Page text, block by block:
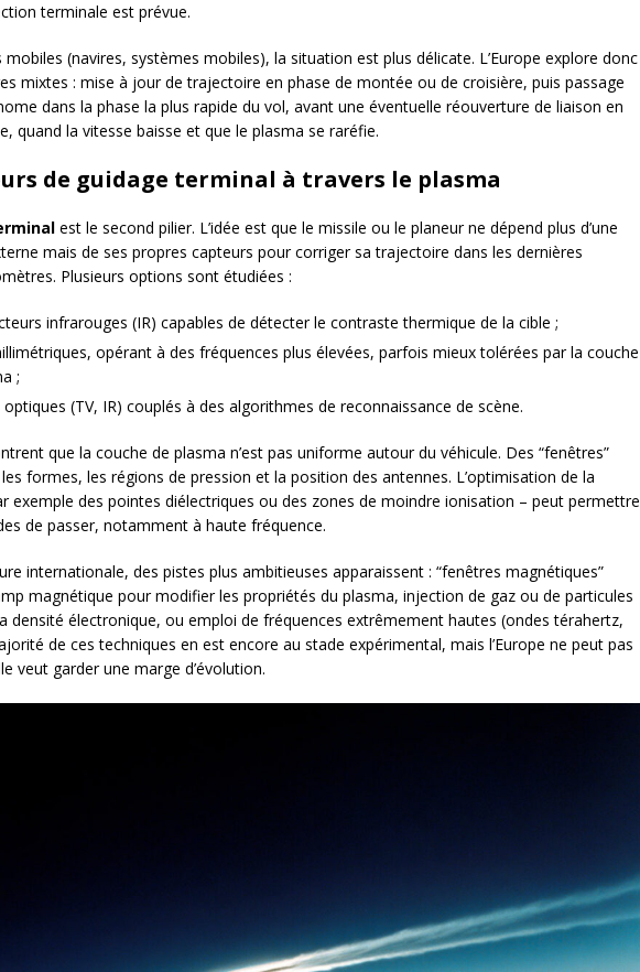
terminale est prévue.
mobiles (navires, systèmes mobiles), la situation est plus délicate. L’Europe explore donc
mixtes : mise à jour de trajectoire en phase de montée ou de croisière, puis passage
dans la phase la plus rapide du vol, avant une éventuelle réouverture de liaison en
quand la vitesse baisse et que le plasma se raréfie.
de guidage terminal à travers le plasma
est le second pilier. L’idée est que le missile ou le planeur ne dépend plus d’une
mais de ses propres capteurs pour corriger sa trajectoire dans les dernières
Plusieurs options sont étudiées :
infrarouges (IR) capables de détecter le contraste thermique de la cible ;
opérant à des fréquences plus élevées, parfois mieux tolérées par la couche
;
(TV, IR) couplés à des algorithmes de reconnaissance de scène.
que la couche de plasma n’est pas uniforme autour du véhicule. Des “fenêtres”
formes, les régions de pression et la position des antennes. L’optimisation de la
exemple des pointes diélectriques ou des zones de moindre ionisation – peut permettre
de passer, notamment à haute fréquence.
internationale, des pistes plus ambitieuses apparaissent : “fenêtres magnétiques”
magnétique pour modifier les propriétés du plasma, injection de gaz ou de particules
densité électronique, ou emploi de fréquences extrêmement hautes (ondes térahertz,
de ces techniques en est encore au stade expérimental, mais l’Europe ne peut pas
veut garder une marge d’évolution.